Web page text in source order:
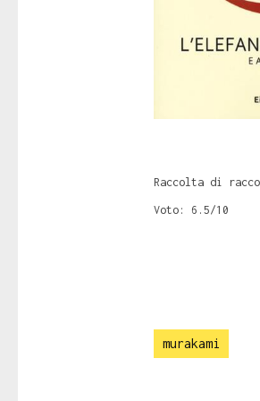
Raccolta di
Voto: 6.5/10
murakami